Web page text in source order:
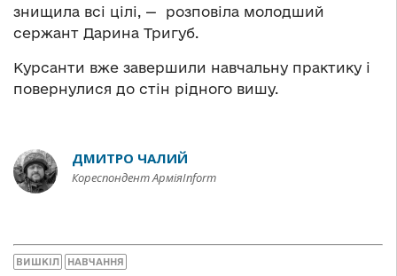
знищила всі цілі, — розповіла молодший
сержант Дарина Тригуб.
Курсанти вже завершили навчальну практику і
повернулися до стін рідного вишу.
ДМИТРО ЧАЛИЙ
Кореспондент АрміяInform
ВИШКІЛ НАВЧАННЯ